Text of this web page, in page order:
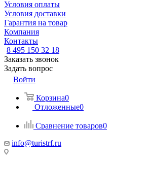
Условия оплаты
Условия доставки
Гарантия на товар
Компания
Контакты
8 495 150 32 18
Заказать звонок
Задать вопрос
Войти
Корзина0
Отложенные0
Сравнение товаров0
info@turistrf.ru